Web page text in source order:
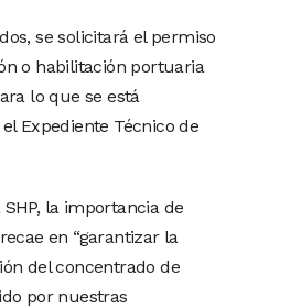
se solicitará el permiso
o habilitación portuaria
lo que se está
Expediente Técnico de
la importancia de
en “garantizar la
del concentrado de
por nuestras